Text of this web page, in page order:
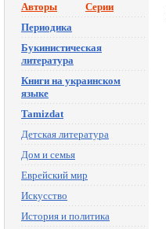
Авторы
Серии
Периодика
Букинистическая
литература
Книги на украинском
языке
Tamizdat
Детская литература
Дом и семья
Еврейский мир
Искусство
История и политика